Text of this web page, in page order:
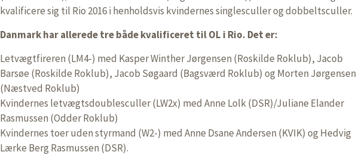
kvalificere sig til Rio 2016 i henholdsvis kvindernes singlesculler og dobbeltsculler.
Danmark har allerede tre både kvalificeret til OL i Rio. Det er:
Letvægtfireren (LM4-) med Kasper Winther Jørgensen (Roskilde Roklub), Jacob
Barsøe (Roskilde Roklub), Jacob Søgaard (Bagsværd Roklub) og Morten Jørgensen
(Næstved Roklub)
Kvindernes letvægtsdoublesculler (LW2x) med Anne Lolk (DSR)/Juliane Elander
Rasmussen (Odder Roklub)
Kvindernes toer uden styrmand (W2-) med Anne Dsane Andersen (KVIK) og Hedvig
Lærke Berg Rasmussen (DSR).